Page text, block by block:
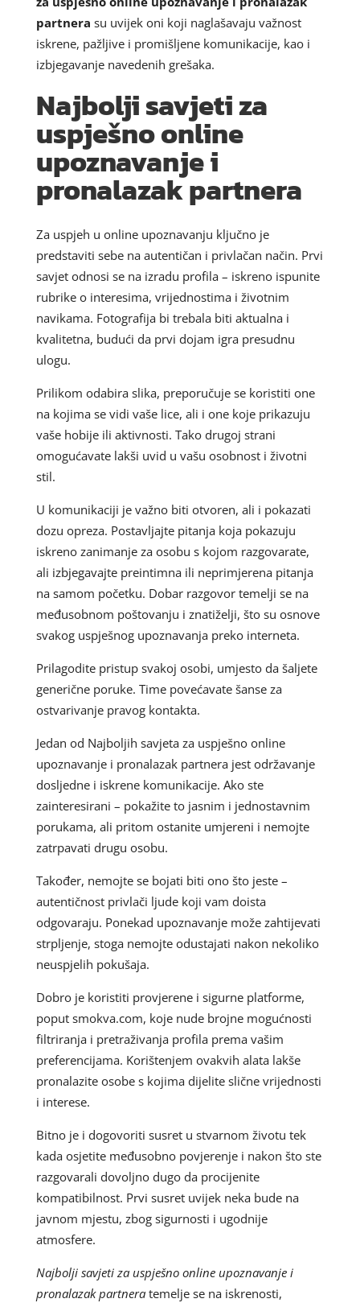
partnera su uvijek oni koji naglašavaju važnost
iskrene, pažljive i promišljene komunikacije, kao i
izbjegavanje navedenih grešaka.
Najbolji savjeti za
uspješno online
upoznavanje i
pronalazak partnera
Za uspjeh u online upoznavanju ključno je
predstaviti sebe na autentičan i privlačan način. Prvi
savjet odnosi se na izradu profila – iskreno ispunite
rubrike o interesima, vrijednostima i životnim
navikama. Fotografija bi trebala biti aktualna i
kvalitetna, budući da prvi dojam igra presudnu
ulogu.
Prilikom odabira slika, preporučuje se koristiti one
na kojima se vidi vaše lice, ali i one koje prikazuju
vaše hobije ili aktivnosti. Tako drugoj strani
omogućavate lakši uvid u vašu osobnost i životni
stil.
U komunikaciji je važno biti otvoren, ali i pokazati
dozu opreza. Postavljajte pitanja koja pokazuju
iskreno zanimanje za osobu s kojom razgovarate,
ali izbjegavajte preintimna ili neprimjerena pitanja
na samom početku. Dobar razgovor temelji se na
međusobnom poštovanju i znatiželji, što su osnove
svakog uspješnog upoznavanja preko interneta.
Prilagodite pristup svakoj osobi, umjesto da šaljete
generične poruke. Time povećavate šanse za
ostvarivanje pravog kontakta.
Jedan od Najboljih savjeta za uspješno online
upoznavanje i pronalazak partnera jest održavanje
dosljedne i iskrene komunikacije. Ako ste
zainteresirani – pokažite to jasnim i jednostavnim
porukama, ali pritom ostanite umjereni i nemojte
zatrpavati drugu osobu.
Također, nemojte se bojati biti ono što jeste –
autentičnost privlači ljude koji vam doista
odgovaraju. Ponekad upoznavanje može zahtijevati
strpljenje, stoga nemojte odustajati nakon nekoliko
neuspjelih pokušaja.
Dobro je koristiti provjerene i sigurne platforme,
poput smokva.com, koje nude brojne mogućnosti
filtriranja i pretraživanja profila prema vašim
preferencijama. Korištenjem ovakvih alata lakše
pronalazite osobe s kojima dijelite slične vrijednosti
i interese.
Bitno je i dogovoriti susret u stvarnom životu tek
kada osjetite međusobno povjerenje i nakon što ste
razgovarali dovoljno dugo da procijenite
kompatibilnost. Prvi susret uvijek neka bude na
javnom mjestu, zbog sigurnosti i ugodnije
atmosfere.
Najbolji savjeti za uspješno online upoznavanje i
pronalazak partneratemelje se na iskrenosti,